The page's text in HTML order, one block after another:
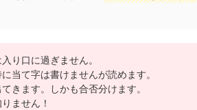
り口に過ぎません。
当て字は書けませんが読めます。
きます。しかも合否分けます。
ません！